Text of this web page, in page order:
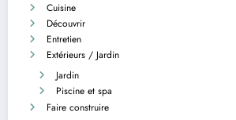
Cuisine
Découvrir
Entretien
Extérieurs / Jardin
Jardin
Piscine et spa
Faire construire